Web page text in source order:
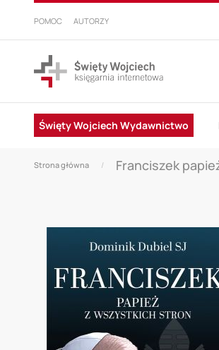
PRZEJDŹ
DO
POMOC AUTORZY
Święty Wojciech Wydawnictwo
Strona główna Franciszek